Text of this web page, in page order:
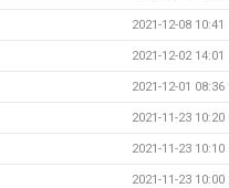
2021-12-08 10:41
2021-12-02 14:01
2021-12-01 08:36
2021-11-23 10:20
2021-11-23 10:10
2021-11-23 10:00